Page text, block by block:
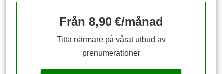
Från 8,90 €/månad
Titta närmare på vårat utbud av
prenumerationer